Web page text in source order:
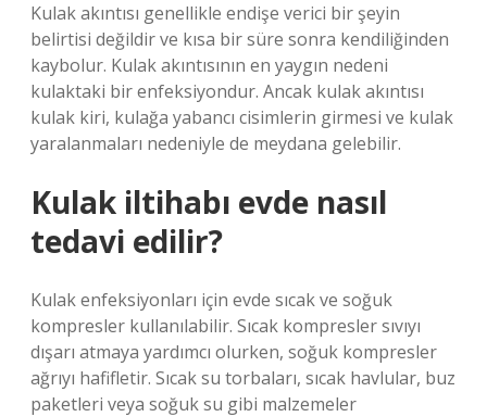
Kulak akıntısı genellikle endişe verici bir şeyin
belirtisi değildir ve kısa bir süre sonra kendiliğinden
kaybolur. Kulak akıntısının en yaygın nedeni
kulaktaki bir enfeksiyondur. Ancak kulak akıntısı
kulak kiri, kulağa yabancı cisimlerin girmesi ve kulak
yaralanmaları nedeniyle de meydana gelebilir.
Kulak iltihabı evde nasıl
tedavi edilir?
Kulak enfeksiyonları için evde sıcak ve soğuk
kompresler kullanılabilir. Sıcak kompresler sıvıyı
dışarı atmaya yardımcı olurken, soğuk kompresler
ağrıyı hafifletir. Sıcak su torbaları, sıcak havlular, buz
paketleri veya soğuk su gibi malzemeler